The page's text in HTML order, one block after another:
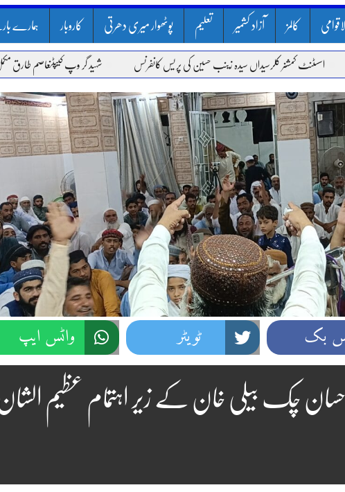
کالمز آزاد کشمیر تعلیم پوٹھوار میری دھرتی کاروبار ہمارے
اسسٹنٹ کمشنر کلرسیداں سیدہ زینب حسین کی پریس کانفرنس شہید گر وپ کیپٹنعاصم طارق مکمل
بک ٹویٹر واٹس ایپ
چک بیلی خان کے زیر اہتمام عظیم